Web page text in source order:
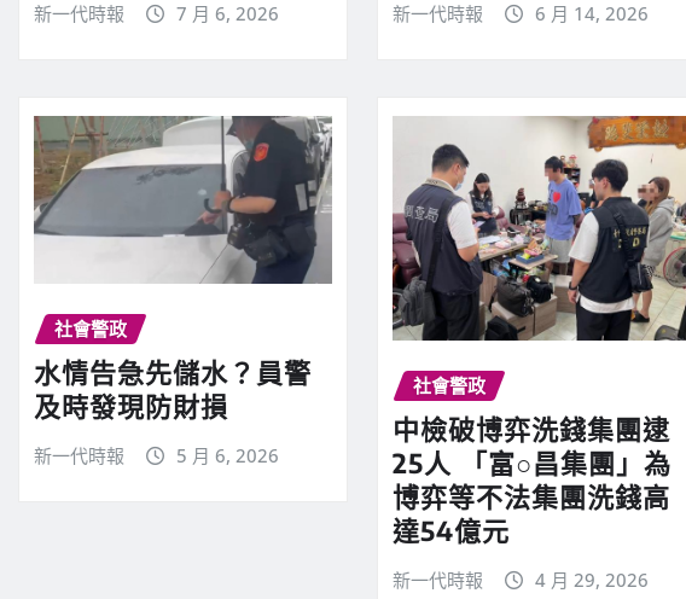
新一代時報 7 月 6, 2026 新一代時報 6 月 14, 2026
社會警政
水情告急先儲水？員警
及時發現防財損
新一代時報 5 月 6, 2026
社會警政
中檢破博弈洗錢集團逮
25人 「富○昌集團」為
博弈等不法集團洗錢高
達54億元
新一代時報 4 月 29, 2026